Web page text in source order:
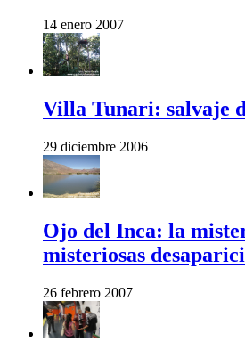
14 enero 2007
Villa Tunari: salvaje
29 diciembre 2006
Ojo del Inca: la
misteriosas
26 febrero 2007